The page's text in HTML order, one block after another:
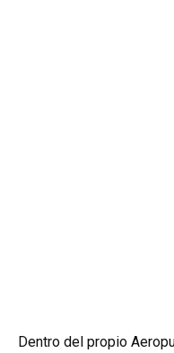
Dentro del propio